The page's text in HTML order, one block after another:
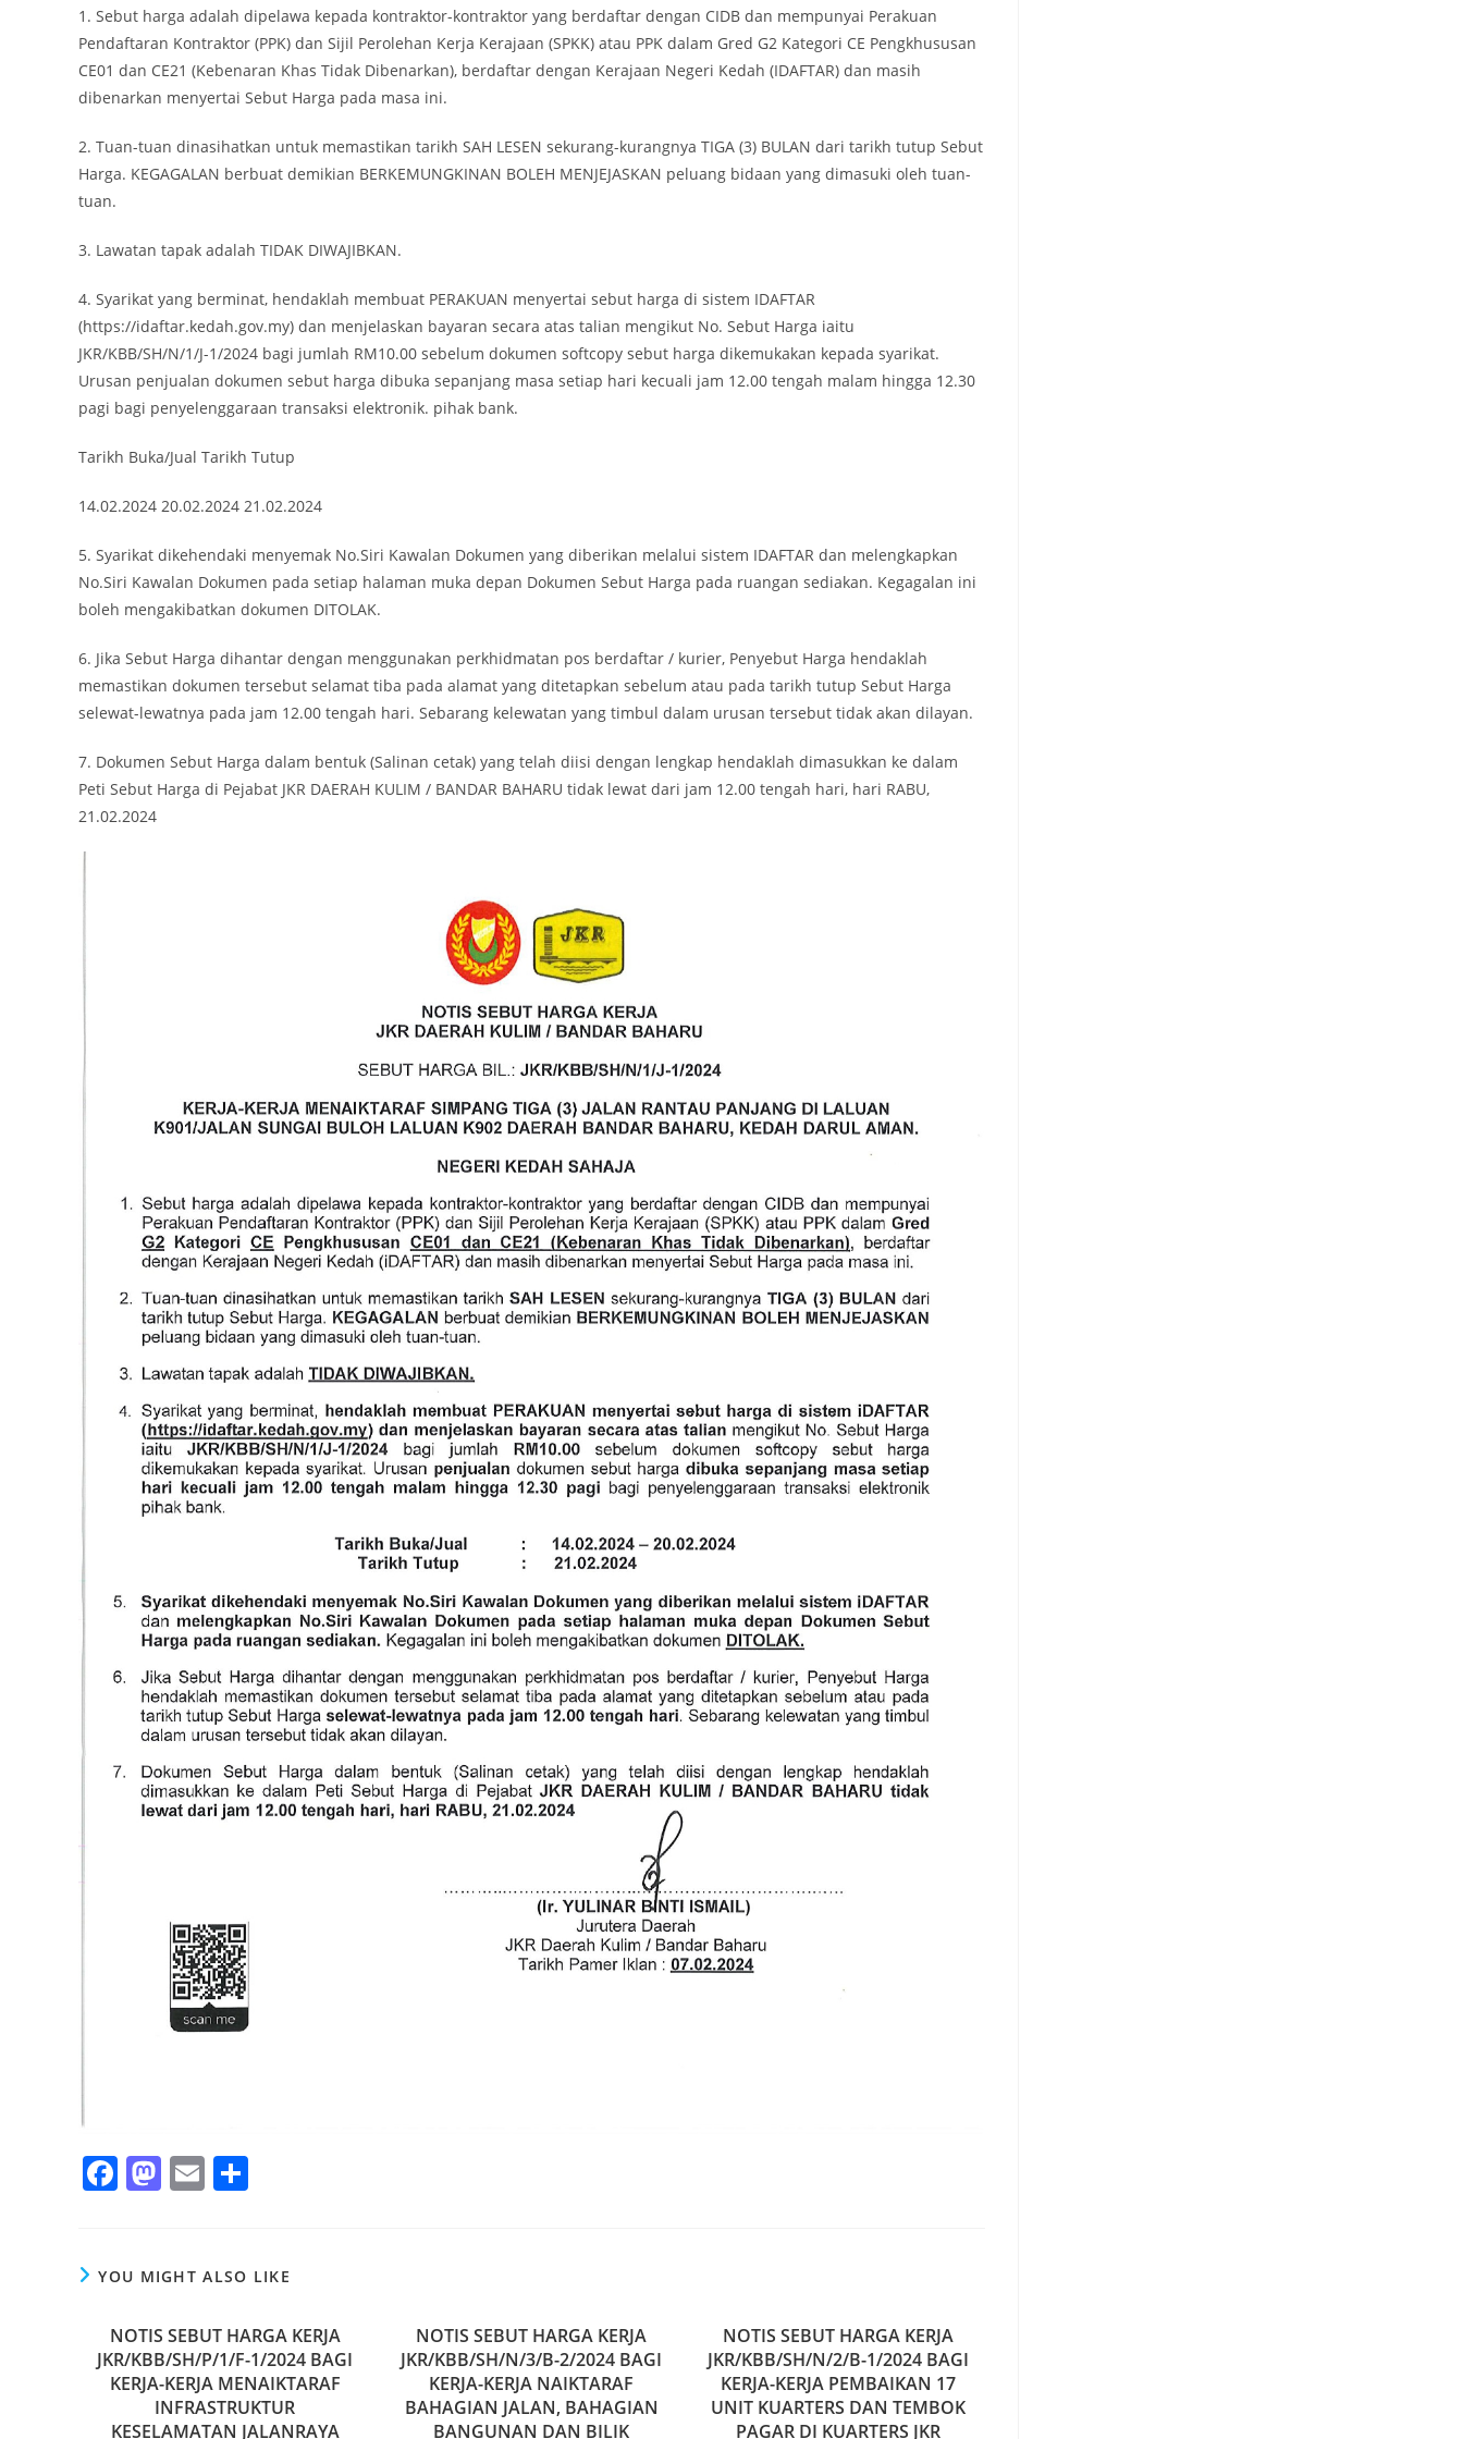
1. Sebut harga adalah dipelawa kepada kontraktor-kontraktor yang berdaftar dengan CIDB dan mempunyai Perakuan
Pendaftaran Kontraktor (PPK) dan Sijil Perolehan Kerja Kerajaan (SPKK) atau PPK dalam Gred G2 Kategori CE Pengkhususan
CE01 dan CE21 (Kebenaran Khas Tidak Dibenarkan), berdaftar dengan Kerajaan Negeri Kedah (IDAFTAR) dan masih
dibenarkan menyertai Sebut Harga pada masa ini.
2. Tuan-tuan dinasihatkan untuk memastikan tarikh SAH LESEN sekurang-kurangnya TIGA (3) BULAN dari tarikh tutup Sebut
Harga. KEGAGALAN berbuat demikian BERKEMUNGKINAN BOLEH MENJEJASKAN peluang bidaan yang dimasuki oleh tuan-
tuan.
3. Lawatan tapak adalah TIDAK DIWAJIBKAN.
4. Syarikat yang berminat, hendaklah membuat PERAKUAN menyertai sebut harga di sistem IDAFTAR
(https://idaftar.kedah.gov.my) dan menjelaskan bayaran secara atas talian mengikut No. Sebut Harga iaitu
JKR/KBB/SH/N/1/J-1/2024 bagi jumlah RM10.00 sebelum dokumen softcopy sebut harga dikemukakan kepada syarikat.
Urusan penjualan dokumen sebut harga dibuka sepanjang masa setiap hari kecuali jam 12.00 tengah malam hingga 12.30
pagi bagi penyelenggaraan transaksi elektronik. pihak bank.
Tarikh Buka/Jual Tarikh Tutup
14.02.2024 20.02.2024 21.02.2024
5. Syarikat dikehendaki menyemak No.Siri Kawalan Dokumen yang diberikan melalui sistem IDAFTAR dan melengkapkan
No.Siri Kawalan Dokumen pada setiap halaman muka depan Dokumen Sebut Harga pada ruangan sediakan. Kegagalan ini
boleh mengakibatkan dokumen DITOLAK.
6. Jika Sebut Harga dihantar dengan menggunakan perkhidmatan pos berdaftar / kurier, Penyebut Harga hendaklah
memastikan dokumen tersebut selamat tiba pada alamat yang ditetapkan sebelum atau pada tarikh tutup Sebut Harga
selewat-lewatnya pada jam 12.00 tengah hari. Sebarang kelewatan yang timbul dalam urusan tersebut tidak akan dilayan.
7. Dokumen Sebut Harga dalam bentuk (Salinan cetak) yang telah diisi dengan lengkap hendaklah dimasukkan ke dalam
Peti Sebut Harga di Pejabat JKR DAERAH KULIM / BANDAR BAHARU tidak lewat dari jam 12.00 tengah hari, hari RABU,
21.02.2024
F
e
o
o
k
M
o
o
n
E
l e
YOU MIGHT ALSO LIKE
NOTIS SEBUT HARGA KERJA
JKR/KBB/SH/P/1/F-1/2024 BAGI
KERJA-KERJA MENAIKTARAF
INFRASTRUKTUR
KESELAMATAN JALANRAYA
NOTIS SEBUT HARGA KERJA
JKR/KBB/SH/N/3/B-2/2024 BAGI
KERJA-KERJA NAIKTARAF
BAHAGIAN JALAN, BAHAGIAN
BANGUNAN DAN BILIK
NOTIS SEBUT HARGA KERJA
JKR/KBB/SH/N/2/B-1/2024 BAGI
KERJA-KERJA PEMBAIKAN 17
UNIT KUARTERS DAN TEMBOK
PAGAR DI KUARTERS JKR